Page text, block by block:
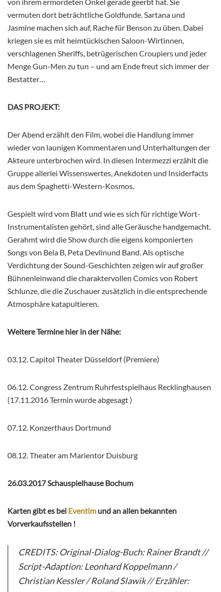
vermuten dort beträchtliche Goldfunde. Sartana und
Jasmine machen sich auf, Rache für Benson zu üben. Dabei
kriegen sie es mit heimtückischen Saloon-Wirtinnen,
verschlagenen Sheriffs, betrügerischen Croupiers und jeder
Menge Gun-Men zu tun – und am Ende freut sich immer der
Bestatter…
DAS PROJEKT:
Der Abend erzählt den Film, wobei die Handlung immer
wieder von launigen Kommentaren und Unterhaltungen der
Akteure unterbrochen wird. In diesen Intermezzi erzählt die
Gruppe allerlei Wissenswertes, Anekdoten und Insiderfacts
aus dem Spaghetti-Western-Kosmos.
Gespielt wird vom Blatt und wie es sich für richtige Wort-
Instrumentalisten gehört, sind alle Geräusche handgemacht.
Gerahmt wird die Show durch die eigens komponierten
Songs von Bela B, Peta Devlinund Band. Als optische
Verdichtung der Sound-Geschichten zeigen wir auf großer
Bühnenleinwand die charaktervollen Comics von Robert
Schlunze, die die Zuschauer zusätzlich in die entsprechende
Atmosphäre katapultieren.
Weitere Termine hier in der Nähe:
03.12. Capitol Theater Düsseldorf (Premiere)
06.12. Congress Zentrum Ruhrfestspielhaus Recklinghausen
(17.11.2016 Termin wurde abgesagt )
07.12. Konzerthaus Dortmund
08.12. Theater am Marientor Duisburg
26.03.2017 Schauspielhause Bochum
Karten gibt es bei Eventim und an allen bekannten
Vorverkaufsstellen !
CREDITS: Original-Dialog-Buch: Rainer Brandt //
Script-Adaption: Leonhard Koppelmann /
Christian Kessler / Roland Slawik // Erzähler: